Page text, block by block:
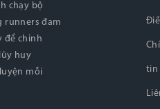
chạy bộ
runners đam
để chinh
huy
mỗi
tin